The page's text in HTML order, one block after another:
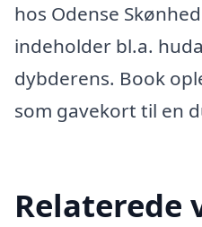
hos Odense
indeholder bl.a.
dybderens. Book
som gavekort til en
Relaterede